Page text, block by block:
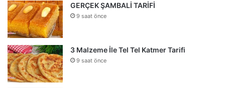
GERÇEK ŞAMBALİ TARİFİ
9 saat önce
3 Malzeme İle Tel Tel Katmer Tarifi
9 saat önce